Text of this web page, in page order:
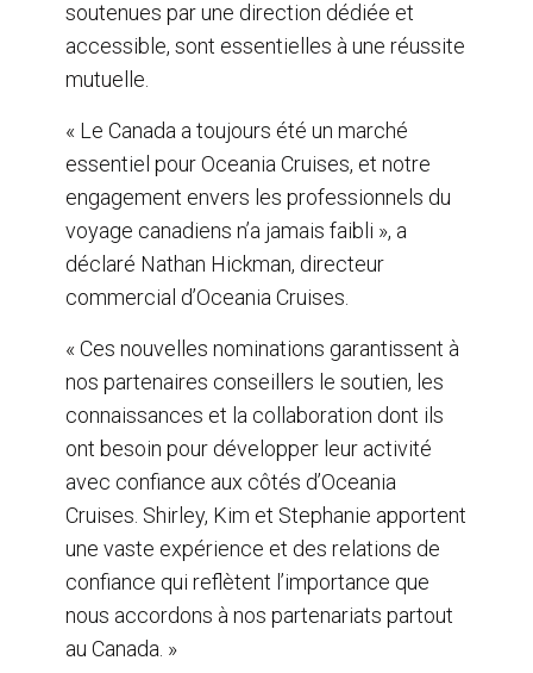
soutenues par une direction dédiée et
accessible, sont essentielles à une réussite
mutuelle.
« Le Canada a toujours été un marché
essentiel pour Oceania Cruises, et notre
engagement envers les professionnels du
voyage canadiens n’a jamais faibli », a
déclaré Nathan Hickman, directeur
commercial d’Oceania Cruises.
« Ces nouvelles nominations garantissent à
nos partenaires conseillers le soutien, les
connaissances et la collaboration dont ils
ont besoin pour développer leur activité
avec confiance aux côtés d’Oceania
Cruises. Shirley, Kim et Stephanie apportent
une vaste expérience et des relations de
confiance qui reflètent l’importance que
nous accordons à nos partenariats partout
au Canada. »